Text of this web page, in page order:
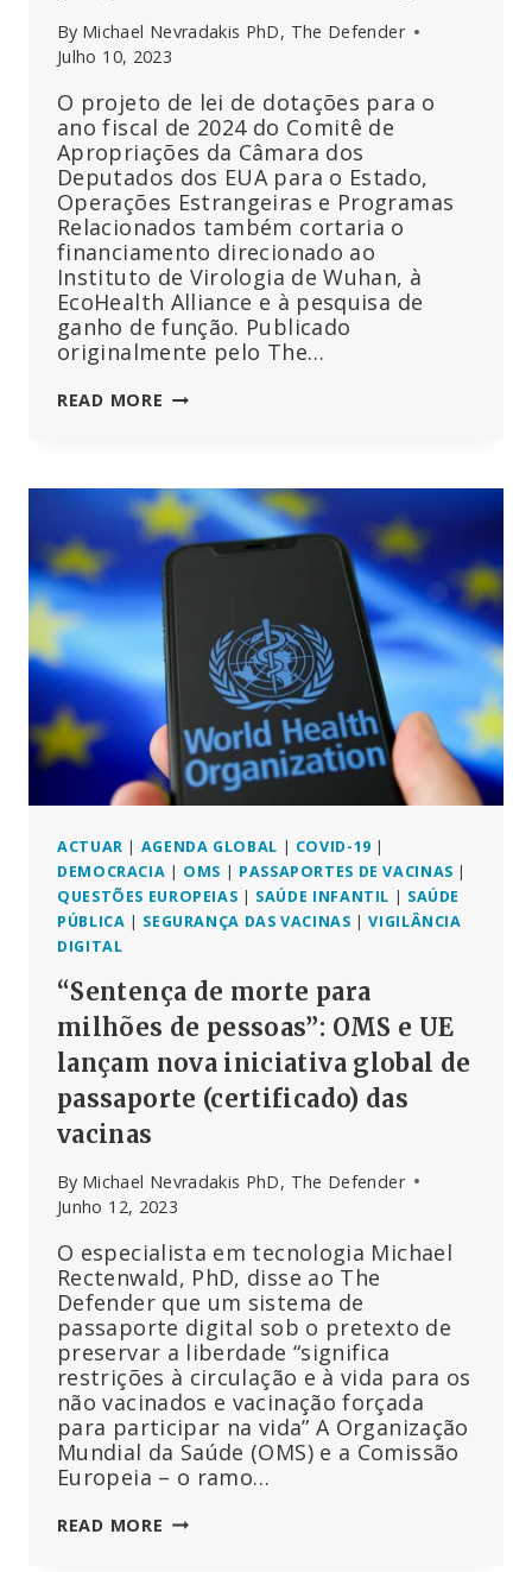
By Michael Nevradakis PhD, The Defender
Julho 10, 2023
O projeto de lei de dotações para o
ano fiscal de 2024 do Comitê de
Apropriações da Câmara dos
Deputados dos EUA para o Estado,
Operações Estrangeiras e Programas
Relacionados também cortaria o
financiamento direcionado ao
Instituto de Virologia de Wuhan, à
EcoHealth Alliance e à pesquisa de
ganho de função. Publicado
originalmente pelo The…
READ MORE CÂMARA
PROJETO
DE
LEI
PARA
RETIRAR
FUNDOS
À
OMS,
AO
FEM
E
A
PROGRAMAS
“DESINFORMAÇÃO
ACTUAR | AGENDA GLOBAL | COVID-19 |
DEMOCRACIA | OMS | PASSAPORTES DE VACINAS |
QUESTÕES EUROPEIAS | SAÚDE INFANTIL | SAÚDE
PÚBLICA | SEGURANÇA DAS VACINAS |VIGILÂNCIA
DIGITAL
“Sentença de morte para
milhões de pessoas”: OMS e UE
lançam nova iniciativa global de
passaporte (certificado) das
vacinas
By Michael Nevradakis PhD, The Defender
Junho 12, 2023
O especialista em tecnologia Michael
Rectenwald, PhD, disse ao The
Defender que um sistema de
passaporte digital sob o pretexto de
preservar a liberdade “significa
restrições à circulação e à vida para os
não vacinados e vacinação forçada
para participar na vida” A Organização
Mundial da Saúde (OMS) e a Comissão
Europeia – o ramo…
READ MORE “SENTENÇA